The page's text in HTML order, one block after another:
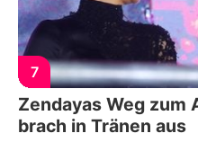
7
Zendayas Weg zum
brach in Tränen aus